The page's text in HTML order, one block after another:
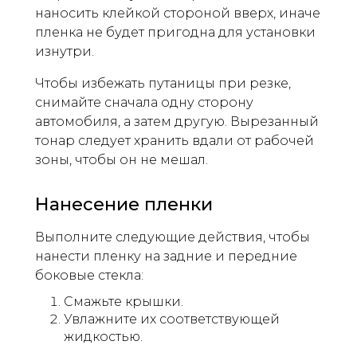
наносить клейкой стороной вверх, иначе
пленка не будет пригодна для установки
изнутри.
Чтобы избежать путаницы при резке,
снимайте сначала одну сторону
автомобиля, а затем другую. Вырезанный
тонар следует хранить вдали от рабочей
зоны, чтобы он не мешал.
Нанесение пленки
Выполните следующие действия, чтобы
нанести пленку на задние и передние
боковые стекла:
Смажьте крышки.
Увлажните их соответствующей
жидкостью.